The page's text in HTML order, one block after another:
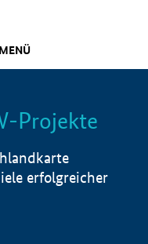
MENÜ
Info
Projekte
erfolgreicher